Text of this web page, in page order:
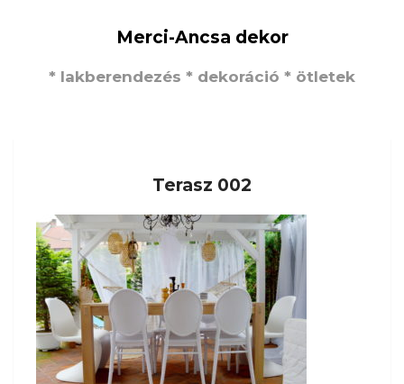
Merci-Ancsa dekor
* lakberendezés * dekoráció * ötletek
Terasz 002